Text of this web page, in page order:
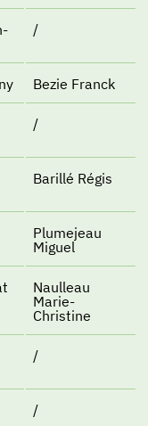
/
Bezie Franck
/
Barillé Régis
Plumejeau
Miguel
Naulleau
Marie-
Christine
/
/